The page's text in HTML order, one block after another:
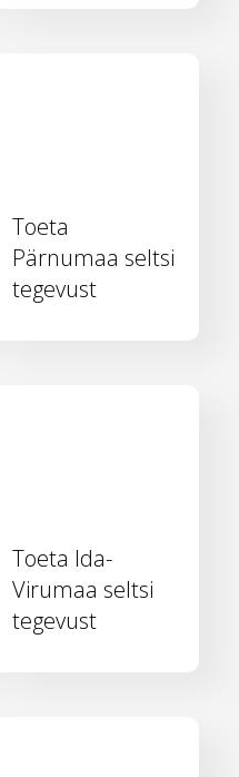
Toeta
Pärnumaa seltsi
tegevust
Toeta Ida-
Virumaa seltsi
tegevust